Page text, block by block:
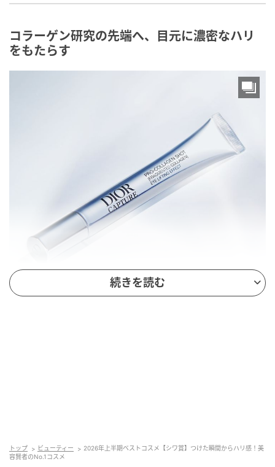
コラーゲン研究の先端へ、目元に濃密なハリ
をもたらす
ベストコスメ審査員はここを評価!!
続きを読む
トップ ビューティー
2026年上半期ベストコスメ【シワ賞】つけた瞬間からハリ感！美
容賢者のNo.1コスメ